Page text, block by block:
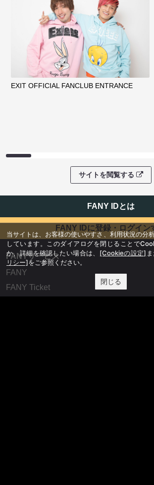
EXIT OFFICIAL FANCLUB ENTRANCE
サイトを閲覧する
FANY IDとは
FANY IDに登録・ログイン
FANYサービス
FANY
FANY Ticket
当サイトは、お客様の使いやすさ、利用状況の分
しています。このダイアログを閉じることで
か、詳細を確認したい場合は、 [Cookieの設定]
リシー]をご参照ください。
閉じる